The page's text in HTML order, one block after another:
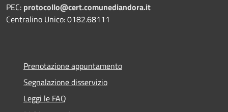
PEC: protocollo@cert.comunediandora.it
Centralino Unico: 0182.68111
Prenotazione appuntamento
Segnalazione disservizio
Leggi le FAQ